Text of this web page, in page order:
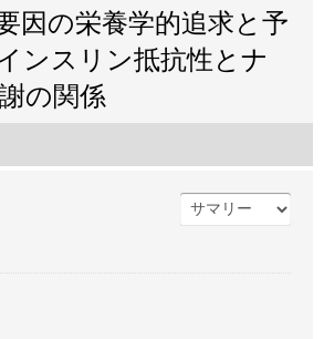
因の栄養学的追求と予
ンスリン抵抗性とナ
の関係